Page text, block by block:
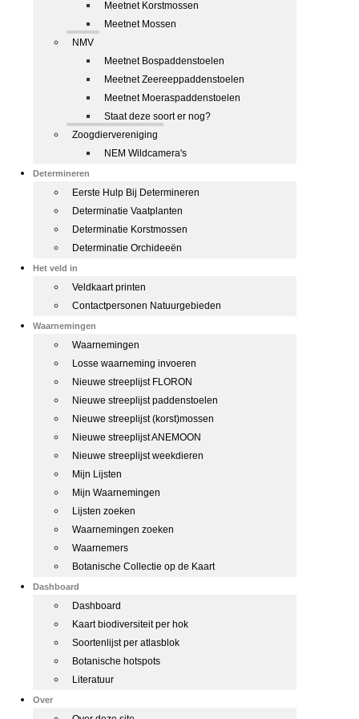
Meetnet Korstmossen
Meetnet Mossen
NMV
Meetnet Bospaddenstoelen
Meetnet Zeereeppaddenstoelen
Meetnet Moeraspaddenstoelen
Staat deze soort er nog?
Zoogdiervereniging
NEM Wildcamera's
Determineren
Eerste Hulp Bij Determineren
Determinatie Vaatplanten
Determinatie Korstmossen
Determinatie Orchideeën
Het veld in
Veldkaart printen
Contactpersonen Natuurgebieden
Waarnemingen
Waarnemingen
Losse waarneming invoeren
Nieuwe streeplijst FLORON
Nieuwe streeplijst paddenstoelen
Nieuwe streeplijst (korst)mossen
Nieuwe streeplijst ANEMOON
Nieuwe streeplijst weekdieren
Mijn Lijsten
Mijn Waarnemingen
Lijsten zoeken
Waarnemingen zoeken
Waarnemers
Botanische Collectie op de Kaart
Dashboard
Dashboard
Kaart biodiversiteit per hok
Soortenlijst per atlasblok
Botanische hotspots
Literatuur
Over